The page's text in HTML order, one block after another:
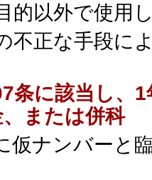
的以外で使用
不正な手段に
条に該当し、
または併科
仮ナンバーと